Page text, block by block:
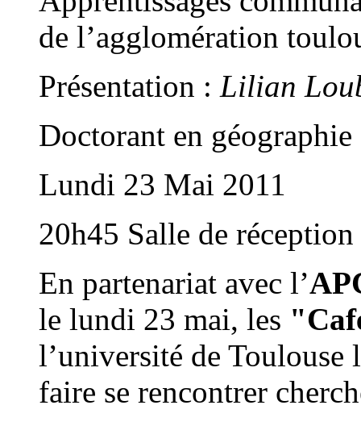
de l’agglomération
Présentation : Lilian
Doctorant en géographie
Lundi 23 Mai 2011
20h45 Salle de
En partenariat avec l’
le lundi 23 mai, les
l’université de
faire se rencontrer